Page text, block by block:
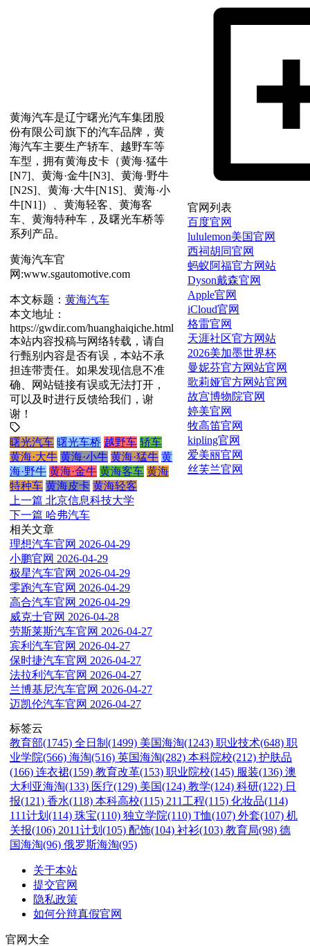
黄海汽车是辽宁曙光汽车集团股
份有限公司旗下的汽车品牌，黄
海汽车主要生产轿车、越野车等
车型，拥有黄海皮卡（黄海·猛牛
[N7]、黄海·金牛[N3]、黄海·野牛
[N2S]、黄海·大牛[N1S]、黄海·小
牛[N1]）、黄海轻客、黄海客
车、黄海特种车，及曙光车桥等
系列产品。
黄海汽车官
网:www.sgautomotive.com
本文标题： 黄海汽车
本文地址：
https://gwdir.com/huanghaiqiche.html
本站内容投稿与网络转载，请自
行甄别内容是否有误，本站不承
担连带责任。如果发现信息不准
确、网站链接有误或无法打开，
可以及时进行反馈给我们，谢
谢！
曙光汽车 曙光车桥 越野车 轿车
黄海·大牛 黄海·小牛 黄海·猛牛 黄
海·野牛 黄海·金牛 黄海客车 黄海
特种车 黄海皮卡 黄海轻客
上一篇 北京信息科技大学
下一篇 哈弗汽车
相关文章
理想汽车官网 2026-04-29
小鹏官网 2026-04-29
极星汽车官网 2026-04-29
零跑汽车官网 2026-04-29
高合汽车官网 2026-04-29
威克士官网 2026-04-28
劳斯莱斯汽车官网 2026-04-27
宾利汽车官网 2026-04-27
保时捷汽车官网 2026-04-27
法拉利汽车官网 2026-04-27
兰博基尼汽车官网 2026-04-27
迈凯伦汽车官网 2026-04-27
官网列表
百度官网
lululemon美国官网
西祠胡同官网
蚂蚁阿福官方网站
Dyson戴森官网
Apple官网
iCloud官网
格雷官网
天涯社区官方网站
2026美加墨世界杯
曼妮芬官方网站官网
歌莉娅官方网站官网
故宫博物院官网
婷美官网
牧高笛官网
kipling官网
爱美丽官网
丝芙兰官网
标签云
教育部(1745) 全日制(1499) 美国海淘(1243) 职业技术(648) 职
业学院(566) 海淘(516) 英国海淘(282) 本科院校(212) 护肤品
(166) 连衣裙(159) 教育改革(153) 职业院校(145) 服装(136) 澳
大利亚海淘(133) 医疗(129) 美国(124) 教学(124) 科研(122) 日
报(121) 香水(118) 本科高校(115) 211工程(115) 化妆品(114)
111计划(114) 珠宝(110) 独立学院(110) T恤(107) 外套(107) 机
关报(106) 2011计划(105) 配饰(104) 衬衫(103) 教育局(98) 德
国海淘(96) 俄罗斯海淘(95)
关于本站
提交官网
隐私政策
如何分辩真假官网
官网大全